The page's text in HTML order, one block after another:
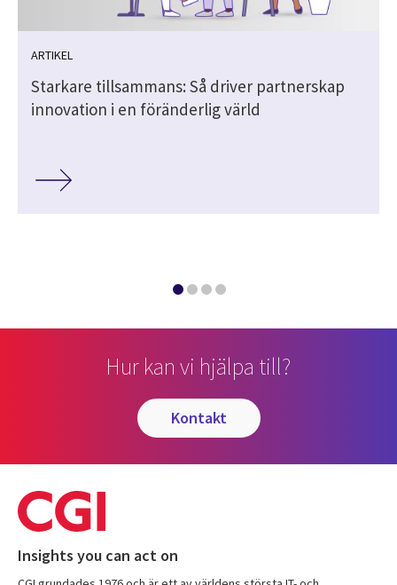
ARTIKEL
Starkare tillsammans: Så driver partnerskap
innovation i en föränderlig värld
Hur kan vi hjälpa till?
kontakt
Insights you can act on